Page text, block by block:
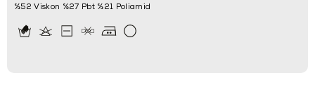
%52 Viskon %27 Pbt %21 Poliamid